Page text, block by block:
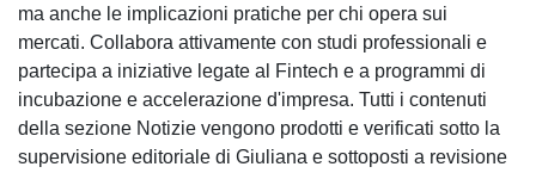
ma anche le implicazioni pratiche per chi opera sui
mercati. Collabora attivamente con studi professionali e
partecipa a iniziative legate al Fintech e a programmi di
incubazione e accelerazione d'impresa. Tutti i contenuti
della sezione Notizie vengono prodotti e verificati sotto la
supervisione editoriale di Giuliana e sottoposti a revisione